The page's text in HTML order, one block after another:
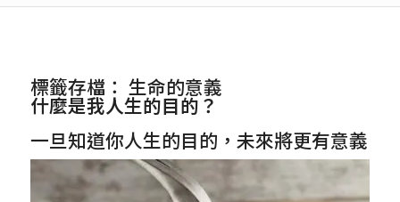
標籤存檔： 生命的意義
什麼是我人生的目的？
一旦知道你人生的目的，未來將更有意義